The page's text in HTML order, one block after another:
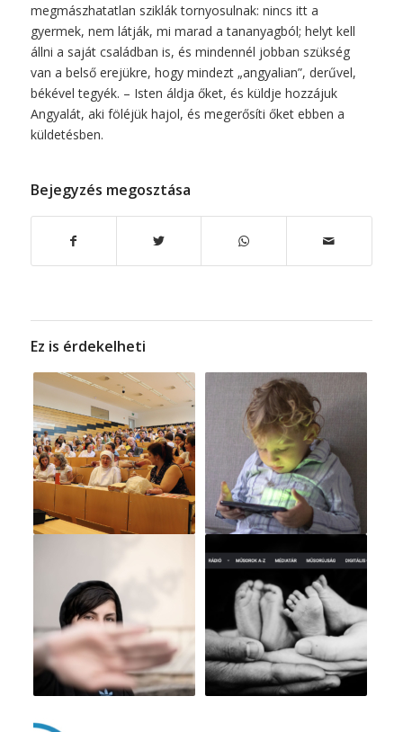
megmászhatatlan sziklák tornyosulnak: nincs itt a
gyermek, nem látják, mi marad a tananyagból; helyt kell
állni a saját családban is, és mindennél jobban szükség
van a belső erejükre, hogy mindezt „angyalian”, derűvel,
békével tegyék. – Isten áldja őket, és küldje hozzájuk
Angyalát, aki föléjük hajol, és megerősíti őket ebben a
küldetésben.
Bejegyzés megosztása
Ez is érdekelheti